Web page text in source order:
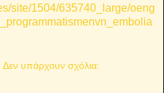
site/1504/635740_large/oeng
Δεν υπάρχουν σχόλια: